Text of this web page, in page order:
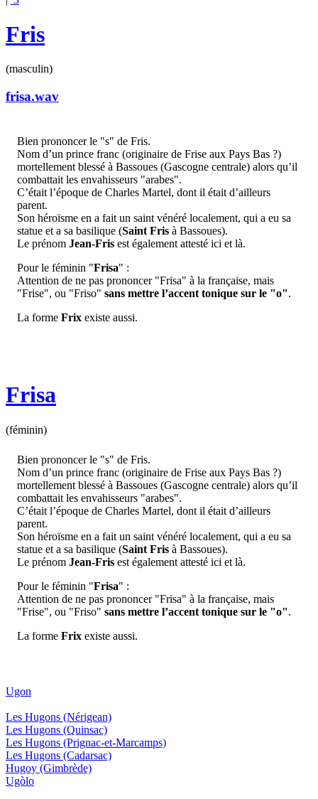
Fris
(masculin)
frisa.wav
Bien prononcer le "s" de Fris.
Nom d’un prince franc (originaire de Frise aux Pays Bas ?)
mortellement blessé à Bassoues (Gascogne centrale) alors qu’il
combattait les envahisseurs "arabes".
C’était l’époque de Charles Martel, dont il était d’ailleurs
parent.
Son héroïsme en a fait un saint vénéré localement, qui a eu sa
statue et a sa basilique (Saint Fris à Bassoues).
Le prénom Jean-Fris est également attesté ici et là.
Pour le féminin "Frisa" :
Attention de ne pas prononcer "Frisa" à la française, mais
"Frise", ou "Friso" sans mettre l’accent tonique sur le "o".
La forme Frix existe aussi.
Frisa
(féminin)
Bien prononcer le "s" de Fris.
Nom d’un prince franc (originaire de Frise aux Pays Bas ?)
mortellement blessé à Bassoues (Gascogne centrale) alors qu’il
combattait les envahisseurs "arabes".
C’était l’époque de Charles Martel, dont il était d’ailleurs
parent.
Son héroïsme en a fait un saint vénéré localement, qui a eu sa
statue et a sa basilique (Saint Fris à Bassoues).
Le prénom Jean-Fris est également attesté ici et là.
Pour le féminin "Frisa" :
Attention de ne pas prononcer "Frisa" à la française, mais
"Frise", ou "Friso" sans mettre l’accent tonique sur le "o".
La forme Frix existe aussi.
Ugon
Les Hugons (Nérigean)
Les Hugons (Quinsac)
Les Hugons (Prignac-et-Marcamps)
Les Hugons (Cadarsac)
Hugoy (Gimbrède)
Ugòlo